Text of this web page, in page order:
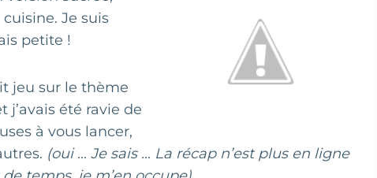
Je suis
petite !
jeu sur le thème
j’avais été ravie de
à vous lancer,
(oui … Je sais … La récap n’est plus en ligne